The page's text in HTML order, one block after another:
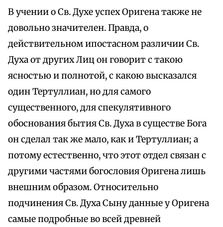
В учении о Св. Духе успех Оригена также не
довольно значителен. Правда, о
действительном ипостасном различии Св.
Духа от других Лиц он говорит с такою
ясностью и полнотой, с какою высказался
один Тертуллиан, но для самого
существенного, для спекулятивного
обоснования бытия Св. Духа в существе Бога
он сделал так же мало, как и Тертуллиан; а
потому естественно, что этот отдел связан с
другими частями богословия Оригена лишь
внешним образом. Относительно
подчинения Св. Духа Сыну данные у Оригена
самые подробные во всей древней